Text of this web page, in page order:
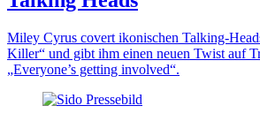
Miley Cyrus covert ikonischen Talking-
Killer“ und gibt ihm einen neuen Twist auf
„Everyone’s getting involved“.